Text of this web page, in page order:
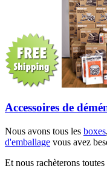
Accessoires de
Nous avons tous les boxes,
d'emballage vous avez
Et nous rachèterons